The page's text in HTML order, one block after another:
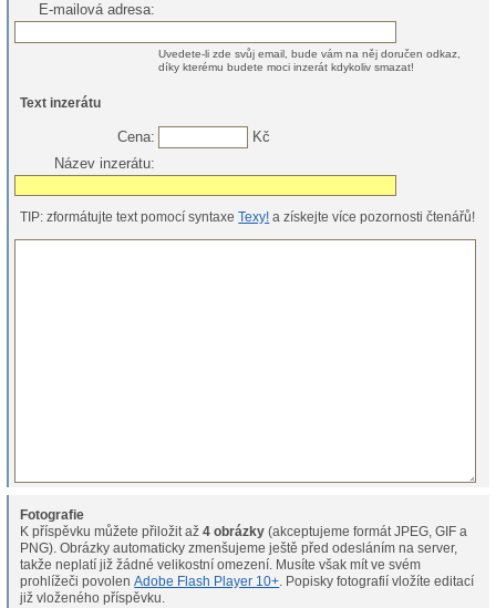
E-mailová adresa:
Uvedete-li zde svůj email, bude vám na něj doručen odkaz,
díky kterému budete moci inzerát kdykoliv smazat!
Text inzerátu
Cena:
Kč
Název inzerátu:
TIP: zformátujte text pomocí syntaxeTexy! a získejte více pozornosti čtenářů!
Fotografie
K příspěvku můžete přiložit až4 obrázky (akceptujeme formát JPEG, GIF a
PNG).Obrázky automaticky zmenšujeme ještě před odesláním na server,
takže neplatí již žádné velikostní omezení. Musíte však mít ve svém
prohlížeči povolenAdobe Flash Player 10+. Popisky fotografií vložíte editací
již vloženého příspěvku.